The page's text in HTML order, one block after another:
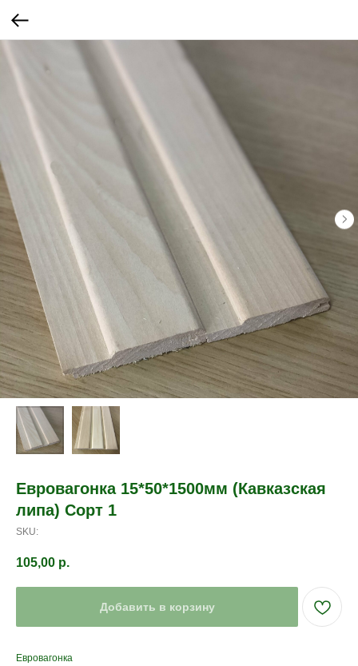
Евровагонка 15*50*1500мм (Кавказская
липа) Сорт 1
SKU:
105,00 р.
Добавить в корзину
Евровагонка